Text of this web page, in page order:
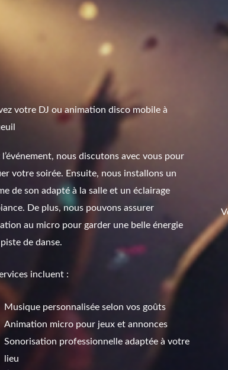
votre DJ ou animation disco mobile à
nous discutons avec vous pour
votre soirée. Ensuite, nous installons un
de son adapté à la salle et un éclairage
De plus, nous pouvons assurer
au micro pour garder une belle énergie
de danse.
incluent :
Musique personnalisée selon vos goûts
Animation micro pour jeux et annonces
Sonorisation professionnelle adaptée à votre
lieu